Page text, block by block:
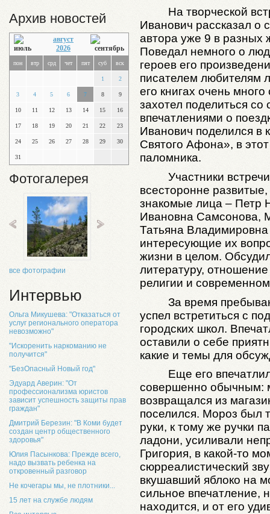
Архив новостей
август
2026
пон втр срд чет пят суб вск
1 2
3 4 5 6 7 8 9
10 11 12 13 14 15 16
17 18 19 20 21 22 23
24 25 26 27 28 29 30
31
Фотогалерея
все фотографии
Интервью
Ольга Микушева: "Отказаться от
услуг регионального оператора
невозможно"
"Искоренить наркоманию не
получится"
"БезОпасный Новый год"
Эдуард Аверин: "От
профессионализма юристов
зависит успешность защиты прав
граждан"
Дмитрий Березин: "В Коми будет
создан центр общественного
здоровья"
Юлия Пасынкова: Прежде всего,
надо вызвать ребенка на
откровенный разговор
Не кочегары мы, не плотники...
15 лет на службе людям
На творческой
Иванович рассказал о
автора уже 9 в разных
Поведал немного о
героев его
писателем любителям
его книгах очень
захотел поделиться
впечатлениями о
Иванович поделился в
Святого Афона», в
паломника.
Участники
всесторонне
знакомые лица – Петр
Ивановна Самсонова,
Татьяна
интересующие их
жизни в целом.
литературу,
религии и
За время
успел встретиться с
городских школ.
оставили о себе
какие и темы для
Еще его
совершенно обычным:
возвращался из
поселился. Мороз был
руки, к тому же ручки
ладони, усиливали
Григория, в какой-то
сюрреалистический
вкушавший яблоко на
сильное впечатление,
находится, и от его